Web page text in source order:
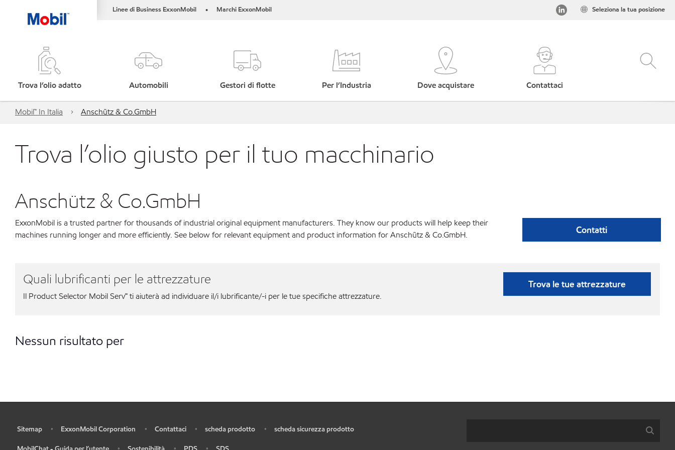
Linee di Business ExxonMobil • Marchi ExxonMobil Seleziona la tua posizione
Trova l’olio adatto Automobili Gestori di flotte Per l’Industria Dove acquistare Contattaci
Mobil™ In Italia Anschütz & Co.GmbH
Trova l’olio giusto per il tuo macchinario
Anschütz & Co.GmbH
ExxonMobil is a trusted partner for thousands of industrial original equipment manufacturers. They know our products will help keep their
machines running longer and more efficiently. See below for relevant equipment and product information for Anschütz & Co.GmbH.
Contatti
Quali lubrificanti per le attrezzature
Il Product Selector Mobil Serv℠ ti aiuterà ad individuare il/i lubrificante/-i per le tue specifiche attrezzature.
Trova le tue attrezzature
Nessun risultato per
Sitemap • ExxonMobil Corporation • Contattaci • scheda prodotto • scheda sicurezza prodotto